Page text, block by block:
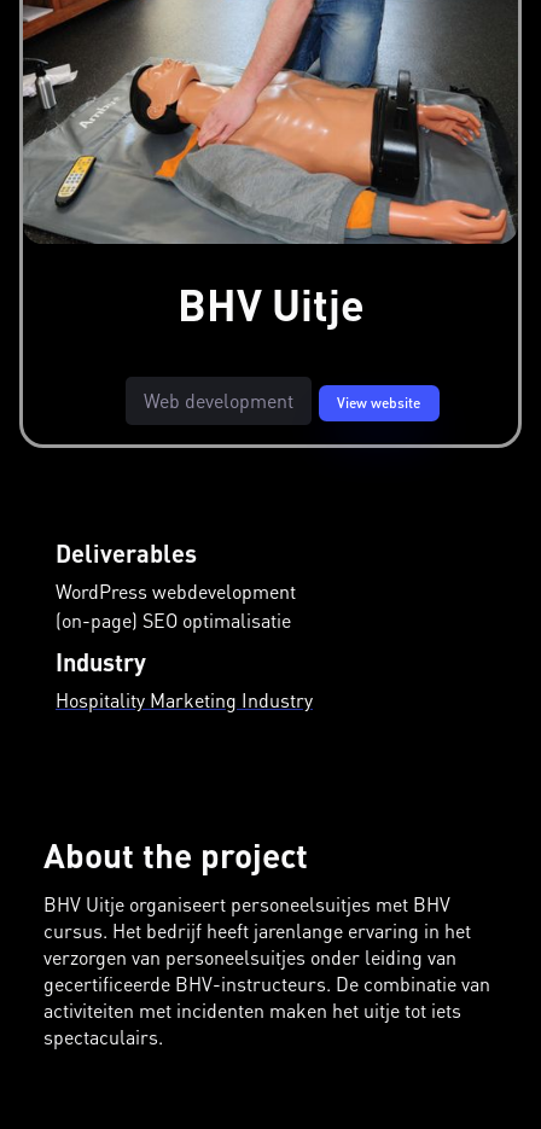
BHV Uitje
Web development View website
Deliverables
WordPress webdevelopment
(on-page) SEO optimalisatie
Industry
Hospitality Marketing Industry
About the project
BHV Uitje organiseert personeelsuitjes met BHV
cursus. Het bedrijf heeft jarenlange ervaring in het
verzorgen van personeelsuitjes onder leiding van
gecertificeerde BHV-instructeurs. De combinatie van
activiteiten met incidenten maken het uitje tot iets
spectaculairs.